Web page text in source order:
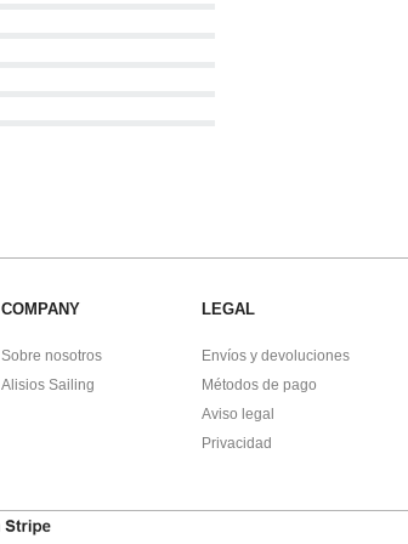
COMPANY
Sobre nosotros
Alisios Sailing
LEGAL
Envíos y devoluciones
Métodos de pago
Aviso legal
Privacidad